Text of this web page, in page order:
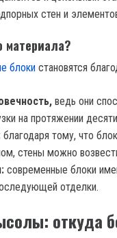
стен и
материала?
блоки становятся
ведь они
на протяжении
благодаря тому, что
стены можно
современные блоки
отделки.
откуда